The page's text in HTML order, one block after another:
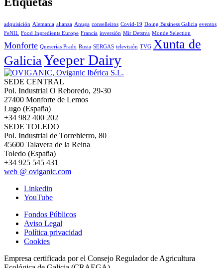
adquisición Alemania alianza Anuga conselleiros Covid-19 Doing Business Galicia eventos
FeNIL Food Ingredients Europe Francia inversión Mir Detstva Monde Selection
Monforte Queserías Prado Rusia SERGAS televisión TVG Xunta de
GaliciaYeeper Dairy
SEDE CENTRAL
Pol. Industrial O Reboredo, 29-30
27400 Monforte de Lemos
Lugo (España)
+34 982 400 202
SEDE TOLEDO
Pol. Industrial de Torrehierro, 80
45600 Talavera de la Reina
Toledo (España)
+34 925 545 431
web @ oviganic.com
Linkedin
YouTube
Fondos Públicos
Aviso Legal
Política privacidad
Cookies
Empresa certificada por el Consejo Regulador de Agricultura